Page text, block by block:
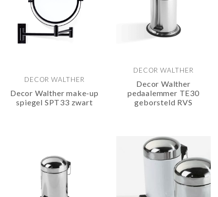
DECOR WALTHER
Decor Walther make-up
spiegel SPT33 zwart
DECOR WALTHER
Decor Walther
pedaalemmer TE30
geborsteld RVS